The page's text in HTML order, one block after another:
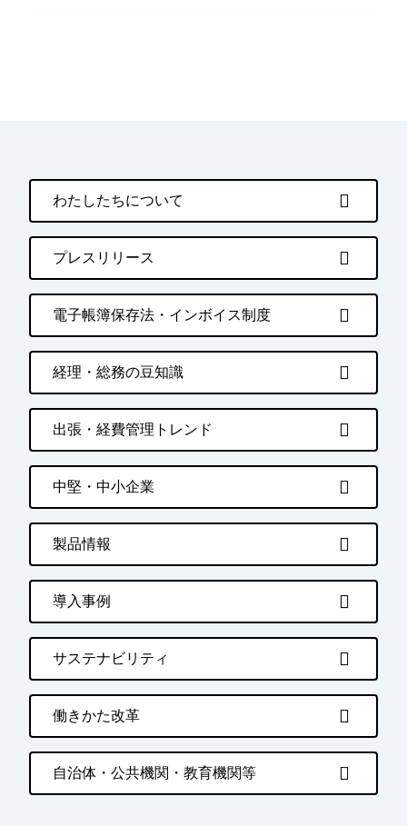
わたしたちについて
プレスリリース
電子帳簿保存法・インボイス制度
経理・総務の豆知識
出張・経費管理トレンド
中堅・中小企業
製品情報
導入事例
サステナビリティ
働きかた改革
自治体・公共機関・教育機関等